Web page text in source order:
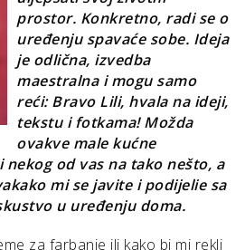
prostor. Konkretno, radi se o
uređenju spavaće sobe. Ideja
je odlična, izvedba
maestralna i mogu samo
reći: Bravo Lili, hvala na ideji,
tekstu i fotkama! Možda
ovakve male kućne
od vas na tako nešto, a
mi se javite i podijelie sa
u uređenju doma.
za farbanje ili kako bi mi rekli